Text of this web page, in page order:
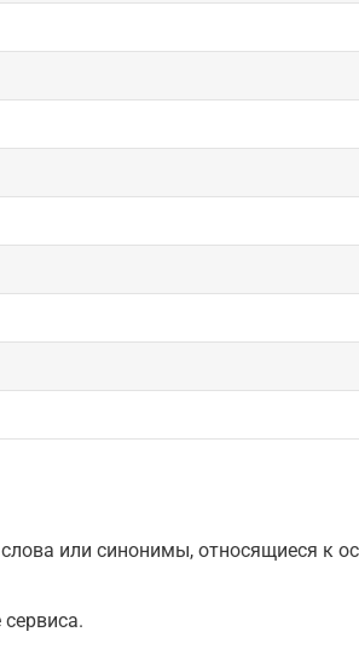
или синонимы, относящиеся к